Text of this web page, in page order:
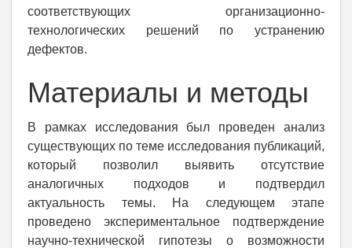
соответствующих организационно-
технологических решений по устранению
дефектов.
Материалы и методы
В рамках исследования был проведен анализ
существующих по теме исследования публикаций,
который позволил выявить отсутствие
аналогичных подходов и подтвердил
актуальность темы. На следующем этапе
проведено экспериментальное подтверждение
научно-технической гипотезы о возможности